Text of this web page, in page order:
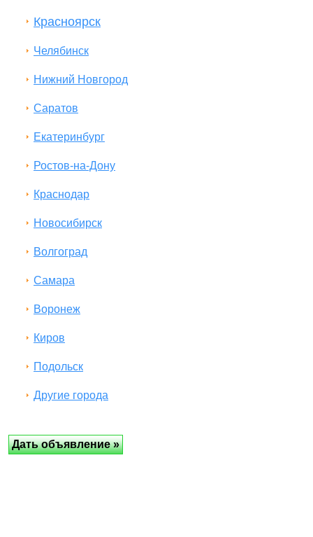
Красноярск
Челябинск
Нижний Новгород
Саратов
Екатеринбург
Ростов-на-Дону
Краснодар
Новосибирск
Волгоград
Самара
Воронеж
Киров
Подольск
Другие города